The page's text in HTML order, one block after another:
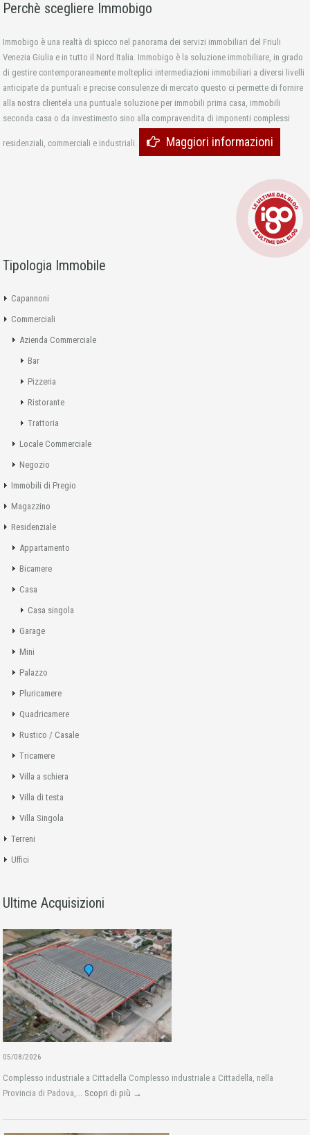
Perchè scegliere Immobigo
Immobigo è una realtà di spicco nel panorama dei servizi immobiliari del Friuli
Venezia Giulia e in tutto il Nord Italia. Immobigo è la soluzione immobiliare, in grado
di gestire contemporaneamente molteplici intermediazioni immobiliari a diversi livelli
anticipate da puntuali e precise consulenze di mercato questo ci permette di fornire
alla nostra clientela una puntuale soluzione per immobili prima casa, immobili
seconda casa o da investimento sino alla compravendita di imponenti complessi
residenziali, commerciali e industriali. Maggiori informazioni
Tipologia Immobile
Capannoni
Commerciali
Azienda Commerciale
Bar
Pizzeria
Ristorante
Trattoria
Locale Commerciale
Negozio
Immobili di Pregio
Magazzino
Residenziale
Appartamento
Bicamere
Casa
Casa singola
Garage
Mini
Palazzo
Pluricamere
Quadricamere
Rustico / Casale
Tricamere
Villa a schiera
Villa di testa
Villa Singola
Terreni
Uffici
Ultime Acquisizioni
05/08/2026
Complesso industriale a Cittadella Complesso industriale a Cittadella, nella
Provincia di Padova,... Scopri di più →